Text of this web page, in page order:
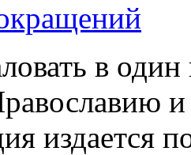
в
издается